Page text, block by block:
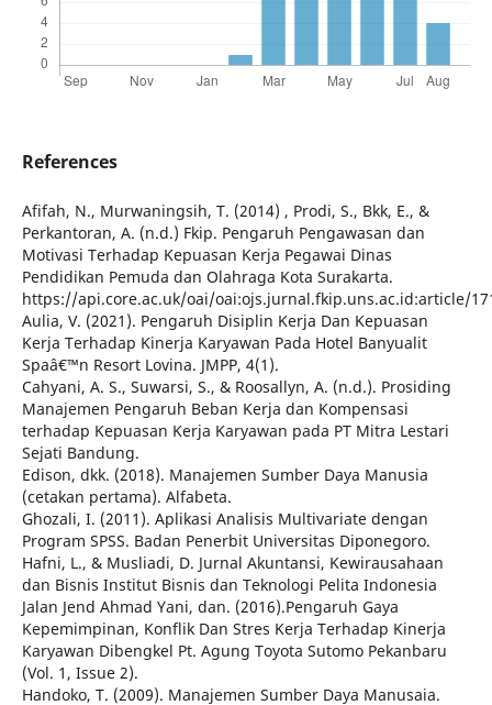
References
Afifah, N., Murwaningsih, T. (2014) , Prodi, S., Bkk, E., &
Perkantoran, A. (n.d.) Fkip. Pengaruh Pengawasan dan
Motivasi Terhadap Kepuasan Kerja Pegawai Dinas
Pendidikan Pemuda dan Olahraga Kota Surakarta.
https://api.core.ac.uk/oai/oai:ojs.jurnal.fkip.uns.ac.id:article/
Aulia, V. (2021). Pengaruh Disiplin Kerja Dan Kepuasan
Kerja Terhadap Kinerja Karyawan Pada Hotel Banyualit
Spaâ€™n Resort Lovina. JMPP, 4(1).
Cahyani, A. S., Suwarsi, S., & Roosallyn, A. (n.d.). Prosiding
Manajemen Pengaruh Beban Kerja dan Kompensasi
terhadap Kepuasan Kerja Karyawan pada PT Mitra Lestari
Sejati Bandung.
Edison, dkk. (2018). Manajemen Sumber Daya Manusia
(cetakan pertama). Alfabeta.
Ghozali, I. (2011). Aplikasi Analisis Multivariate dengan
Program SPSS. Badan Penerbit Universitas Diponegoro.
Hafni, L., & Musliadi, D. Jurnal Akuntansi, Kewirausahaan
dan Bisnis Institut Bisnis dan Teknologi Pelita Indonesia
Jalan Jend Ahmad Yani, dan. (2016).Pengaruh Gaya
Kepemimpinan, Konflik Dan Stres Kerja Terhadap Kinerja
Karyawan Dibengkel Pt. Agung Toyota Sutomo Pekanbaru
(Vol. 1, Issue 2).
Handoko, T. (2009). Manajemen Sumber Daya Manusaia.